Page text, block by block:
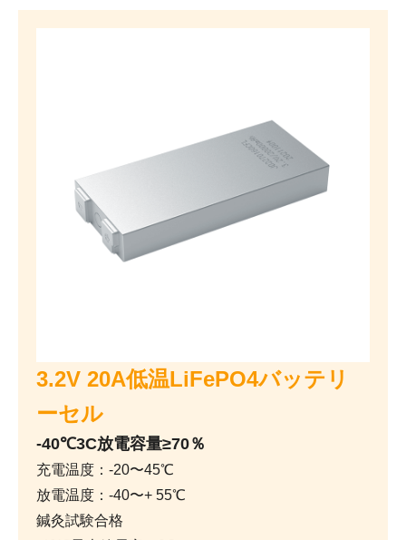
3.2V 20A低温LiFePO4バッテリ
ーセル
-40℃3C放電容量≥70％
充電温度：-20〜45℃
放電温度：-40〜+ 55℃
鍼灸試験合格